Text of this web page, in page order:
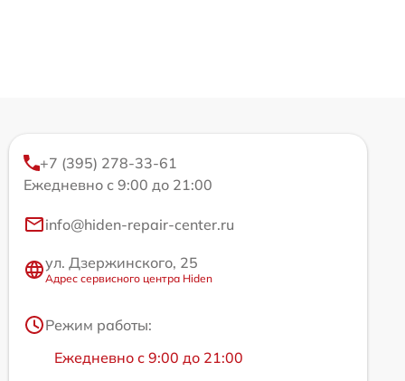
+7 (395) 278-33-61
Ежедневно с 9:00 до 21:00
info@hiden-repair-center.ru
ул. Дзержинского, 25
Адрес сервисного центра Hiden
Режим работы:
Ежедневно с 9:00 до 21:00